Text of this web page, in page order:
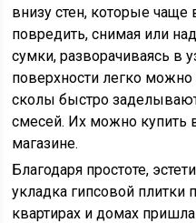
внизу стен, которые
повредить, снимая или
сумки, разворачиваясь в
поверхности легко можно
сколы быстро
смесей. Их можно купить
магазине.
Благодаря простоте,
укладка гипсовой плитки
квартирах и домах